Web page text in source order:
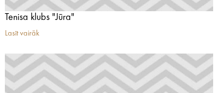
Tenisa klubs "Jūra"
Lasīt vairāk